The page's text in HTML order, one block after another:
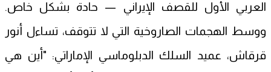
العربي الأول للقصف الإيراني — حادة بشكل خاص.
ووسط الهجمات الصاروخية التي لا تتوقف، تساءل أنور
قرقاش، عميد السلك الدبلوماسي الإماراتي: "أين هي